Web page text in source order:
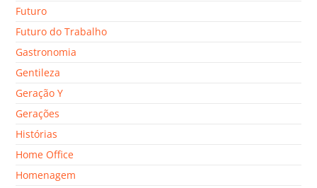
Futuro
Futuro do Trabalho
Gastronomia
Gentileza
Geração Y
Gerações
Histórias
Home Office
Homenagem